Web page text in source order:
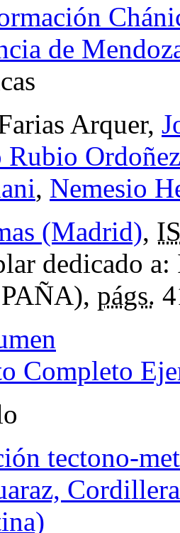
de
Arquer,
Ordoñez
, Nemesio
(Madrid),
dedicado
págs.
Completo
tectono-